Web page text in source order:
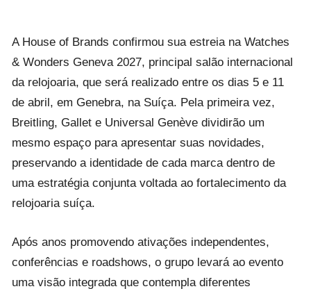
A House of Brands confirmou sua estreia na Watches
& Wonders Geneva 2027, principal salão internacional
da relojoaria, que será realizado entre os dias 5 e 11
de abril, em Genebra, na Suíça. Pela primeira vez,
Breitling, Gallet e Universal Genève dividirão um
mesmo espaço para apresentar suas novidades,
preservando a identidade de cada marca dentro de
uma estratégia conjunta voltada ao fortalecimento da
relojoaria suíça.
Após anos promovendo ativações independentes,
conferências e roadshows, o grupo levará ao evento
uma visão integrada que contempla diferentes